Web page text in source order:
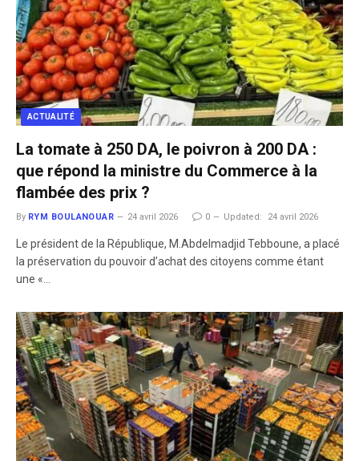
ACTUALITÉ
La tomate à 250 DA, le poivron à 200 DA :
que répond la ministre du Commerce à la
flambée des prix ?
By RYM BOULANOUAR 24 avril 2026 0 Updated: 24 avril 2026
Le président de la République, M.Abdelmadjid Tebboune, a placé
la préservation du pouvoir d’achat des citoyens comme étant
une «…